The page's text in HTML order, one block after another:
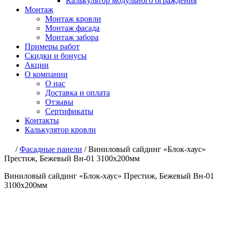
Монтаж
Монтаж кровли
Монтаж фасада
Монтаж забора
Примеры работ
Скидки и бонусы
Акции
О компании
О нас
Доставка и оплата
Отзывы
Сертификаты
Контакты
Калькулятор кровли
/Фасадные панели /Виниловый сайдинг «Блок-хаус»
Престиж, Бежевый Вн-01 3100х200мм
Виниловый сайдинг «Блок-хаус» Престиж, Бежевый Вн-01
3100х200мм